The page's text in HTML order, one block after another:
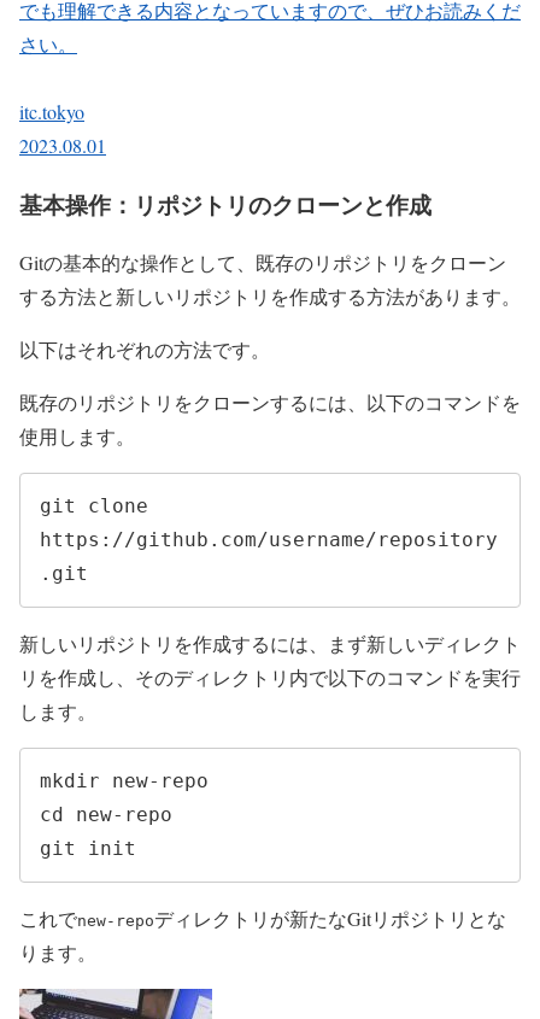
でも理解できる内容となっていますので、ぜひお読みくだ
さい。
itc.tokyo
2023.08.01
基本操作：リポジトリのクローンと作成
Gitの基本的な操作として、既存のリポジトリをクローン
する方法と新しいリポジトリを作成する方法があります。
以下はそれぞれの方法です。
既存のリポジトリをクローンするには、以下のコマンドを
使用します。
git clone
https://github.com/username/repository
.git
新しいリポジトリを作成するには、まず新しいディレクト
リを作成し、そのディレクトリ内で以下のコマンドを実行
します。
mkdir new-repo
cd new-repo
git init
これでnew-repoディレクトリが新たなGitリポジトリとな
ります。